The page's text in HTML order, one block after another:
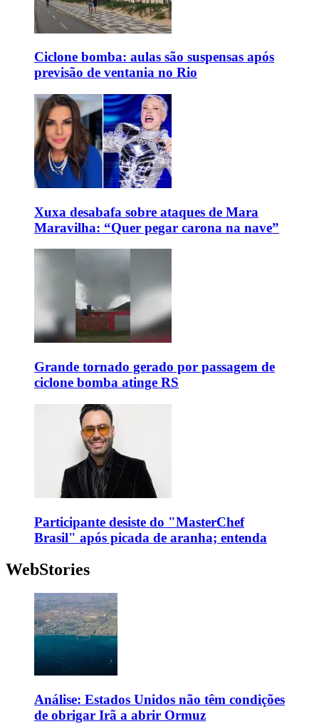
Ciclone bomba: aulas são suspensas após
previsão de ventania no Rio
Xuxa desabafa sobre ataques de Mara
Maravilha: “Quer pegar carona na nave”
Grande tornado gerado por passagem de
ciclone bomba atinge RS
Participante desiste do "MasterChef
Brasil" após picada de aranha; entenda
WebStories
Análise: Estados Unidos não têm condições
de obrigar Irã a abrir Ormuz